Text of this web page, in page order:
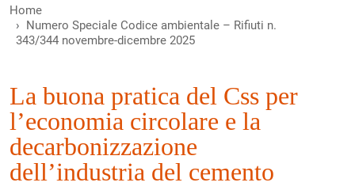
Home
Numero Speciale Codice ambientale – Rifiuti n.
343/344 novembre-dicembre 2025
La buona pratica del Css per
l’economia circolare e la
decarbonizzazione
dell’industria del cemento